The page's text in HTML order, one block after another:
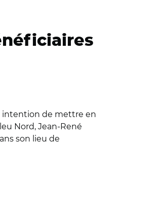
intention de mettre en
Nord, Jean-René
son lieu de